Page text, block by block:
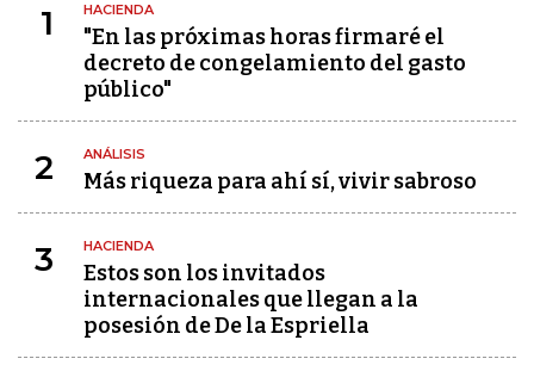
1 HACIENDA
"En las próximas horas firmaré el
decreto de congelamiento del gasto
público"
2 ANÁLISIS
Más riqueza para ahí sí, vivir sabroso
3 HACIENDA
Estos son los invitados
internacionales que llegan a la
posesión de De la Espriella